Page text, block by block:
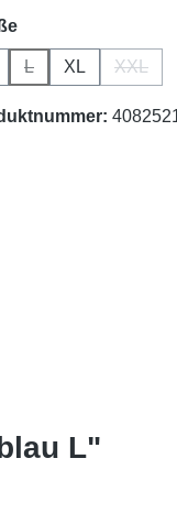
auswählen
L
(Diese Option ist
XL XXL
L"